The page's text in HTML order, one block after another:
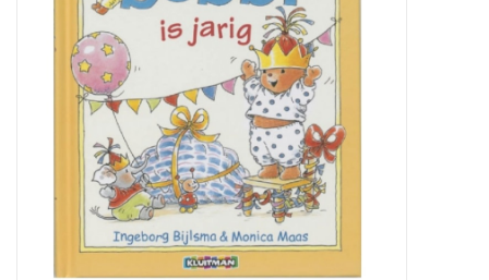
kinderkamer
eten & drinken